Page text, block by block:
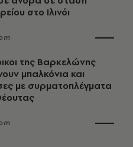
στο Ιλινόι
της Βαρκελώνης
μπαλκόνια και
με συρματοπλέγματα